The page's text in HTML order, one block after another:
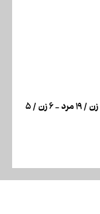
3 زن / 8 مرد - 10 زن / 19 مرد - 6 زن / 5